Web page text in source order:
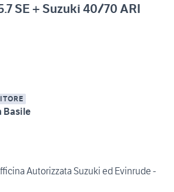
SE + Suzuki 40/70 ARI
Basile
Autorizzata Suzuki ed Evinrude -